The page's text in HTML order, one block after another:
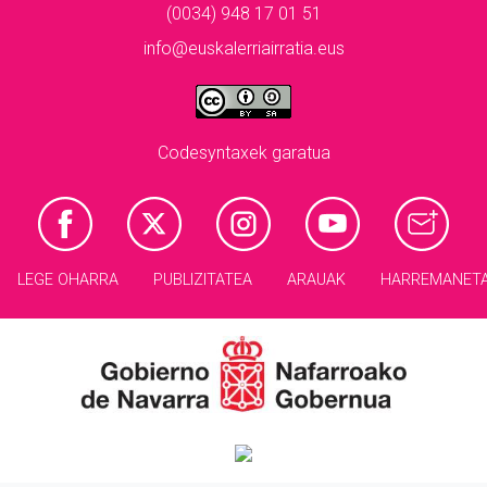
(0034) 948 17 01 51
info@euskalerriairratia.eus
Codesyntaxek garatua
LEGE OHARRA PUBLIZITATEA ARAUAK